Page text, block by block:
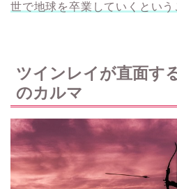
世で地球を卒業していくという
ツインレイが直面す
のカルマ